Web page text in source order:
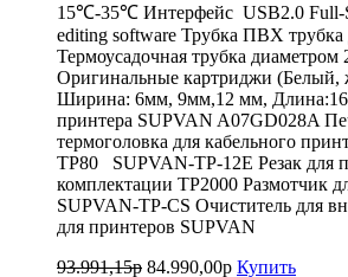
15℃-35℃ Интерфейс USB2.0 Full-
editing software Трубка ПВХ
Термоусадочная трубка
Оригинальные картриджи (Белый,
Ширина: 6мм, 9мм,12 мм,
принтера SUPVAN A07GD028A
термоголовка для кабельного
TP80 SUPVAN-TP-12E Резак для
комплектации TP2000 Размотчик
SUPVAN-TP-CS Очиститель для
для принтеров SUPVAN
93.991,15р 84.990,00р Купить